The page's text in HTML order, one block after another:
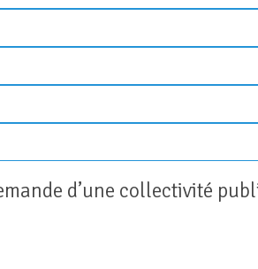
d’une collectivité